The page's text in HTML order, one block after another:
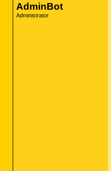
AdminBot
Administrator